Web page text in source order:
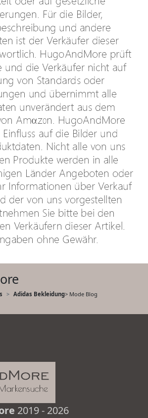
Adidas Bekleidung> Mode Blog
2019 - 2026